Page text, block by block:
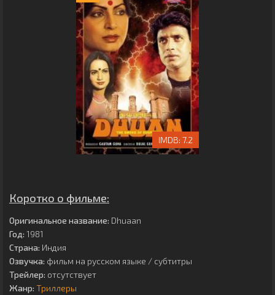
7.2
Коротко о фильме:
Оригинальное название: Dhuaan
Год: 1981
Страна: Индия
Озвучка: фильм на русском языке / субтитры
Трейлер: отсутствует
Жанр: Триллеры